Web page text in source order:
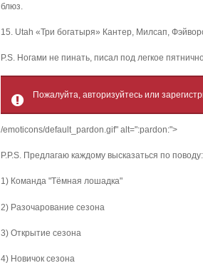
блюз.
15. Utah «Три богатыря» Кантер, Милсап,
P.S. Ногами не пинать, писал под легкое
Пожалуйта, авторизуйтесь или
/emoticons/default_pardon.gif" alt=":pardon:">
P.P.S. Предлагаю каждому высказаться по поводу:
1) Команда "Тёмная лошадка"
2) Разочарование сезона
3) Открытие сезона
4) Новичок сезона